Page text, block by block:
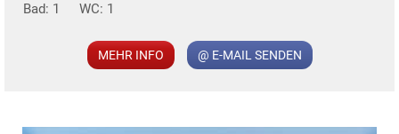
Bad: 1 WC: 1
MEHR INFO @ E-MAIL SENDEN